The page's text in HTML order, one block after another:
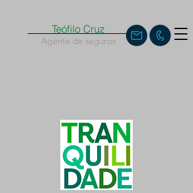
Teófilo Cruz
Agente de seguros